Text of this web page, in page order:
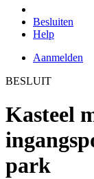
Besluiten
Help
Aanmelden
BESLUIT
Kasteel
park